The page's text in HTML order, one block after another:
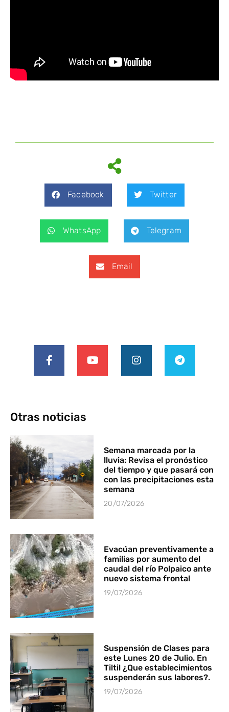
Facebook Twitter
WhatsApp Telegram
Email
Otras noticias
Semana marcada por la
lluvia: Revisa el pronóstico
del tiempo y que pasará con
con las precipitaciones esta
semana
20/07/2026
Evacúan preventivamente a
familias por aumento del
caudal del río Polpaico ante
nuevo sistema frontal
19/07/2026
Suspensión de Clases para
este Lunes 20 de Julio. En
Tiltil ¿Que establecimientos
suspenderán sus labores?.
19/07/2026